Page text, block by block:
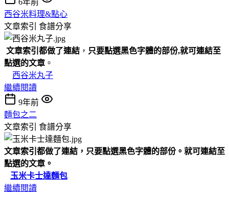
西谷米料理&點心
文章索引 食譜分享
文章索引都做了連結 ， 只要點選黑色字體的部份,就可連結至
點選的文章 。
西谷米丸子
繼續閱讀
9年前
麵包之二
文章索引 食譜分享
文章索引都做了連結，只要點選黑色字體的部份。就可連結至
點選的文章。
玉米卡士達麵包
繼續閱讀